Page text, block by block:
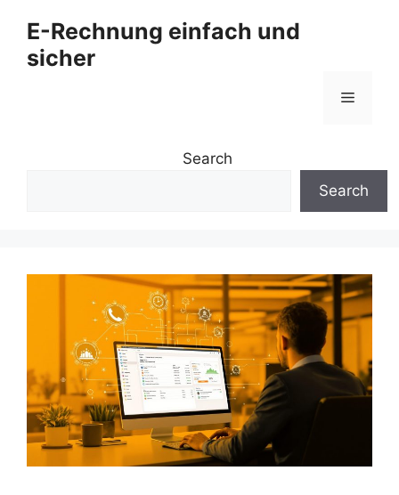
Inhalt
springen
E-Rechnung einfach und
sicher
Menü
Search
Search